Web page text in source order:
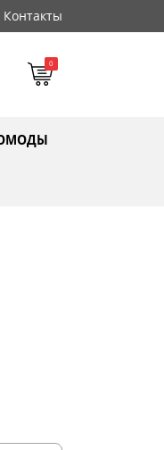
Контакты
0